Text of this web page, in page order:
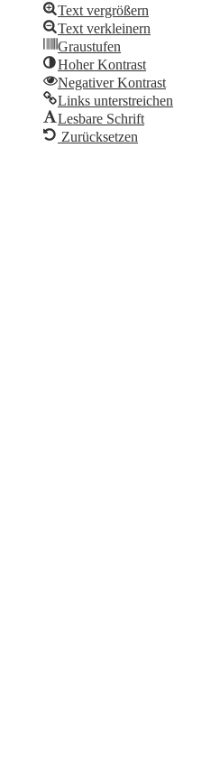
Text vergrößern
Text verkleinern
Graustufen
Hoher Kontrast
Negativer Kontrast
Links unterstreichen
Lesbare Schrift
Zurücksetzen